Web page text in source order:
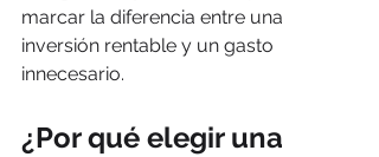
marcar la diferencia entre una
inversión rentable y un gasto
innecesario.
¿Por qué elegir una